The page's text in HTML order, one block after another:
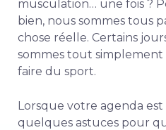
musculation… une fois ?
bien, nous sommes tous
chose réelle. Certains
sommes tout
faire du sport.
Lorsque votre agenda
quelques astuces pour